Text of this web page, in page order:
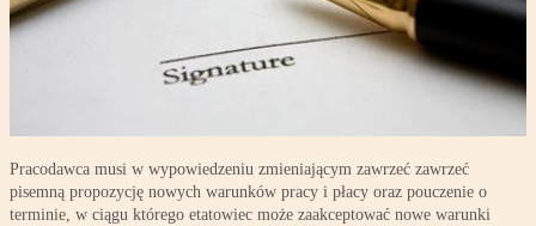
Pracodawca musi w wypowiedzeniu zmieniającym zawrzeć zawrzeć
pisemną propozycję nowych warunków pracy i płacy oraz pouczenie o
terminie, w ciągu którego etatowiec może zaakceptować nowe warunki